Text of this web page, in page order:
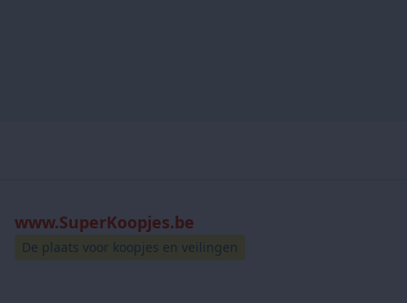
www.SuperKoopjes.be
De plaats voor koopjes en veilingen